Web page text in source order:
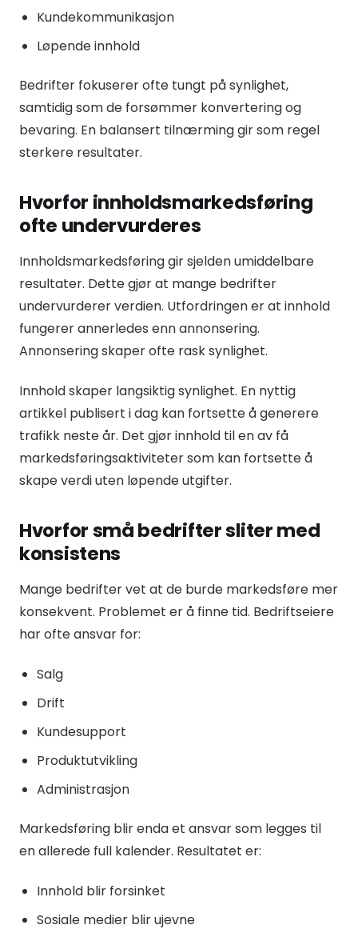
Kundekommunikasjon
Løpende innhold
Bedrifter fokuserer ofte tungt på synlighet,
samtidig som de forsømmer konvertering og
bevaring. En balansert tilnærming gir som regel
sterkere resultater.
Hvorfor innholdsmarkedsføring
ofte undervurderes
Innholdsmarkedsføring gir sjelden umiddelbare
resultater. Dette gjør at mange bedrifter
undervurderer verdien. Utfordringen er at innhold
fungerer annerledes enn annonsering.
Annonsering skaper ofte rask synlighet.
Innhold skaper langsiktig synlighet. En nyttig
artikkel publisert i dag kan fortsette å generere
trafikk neste år. Det gjør innhold til en av få
markedsføringsaktiviteter som kan fortsette å
skape verdi uten løpende utgifter.
Hvorfor små bedrifter sliter med
konsistens
Mange bedrifter vet at de burde markedsføre mer
konsekvent. Problemet er å finne tid. Bedriftseiere
har ofte ansvar for:
Salg
Drift
Kundesupport
Produktutvikling
Administrasjon
Markedsføring blir enda et ansvar som legges til
en allerede full kalender. Resultatet er:
Innhold blir forsinket
Sosiale medier blir ujevne